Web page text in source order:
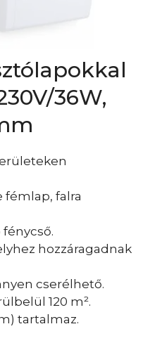
36W,
fémlap, falra
fénycső.
hozzáragadnak
cserélhető.
120 m².
tartalmaz.